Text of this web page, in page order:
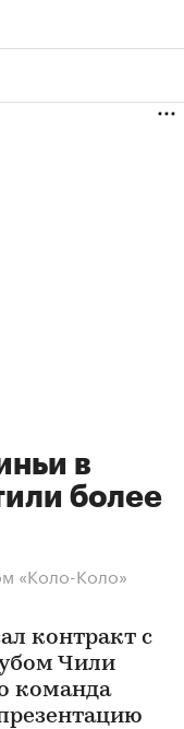
в
более
«Коло-Коло»
контракт с
Чили
команда